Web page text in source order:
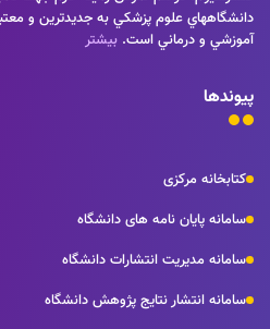
دانشگاههاي علوم پزشكي به جديدترين و
آموزشي و درماني است. بیشتر
پیوندها
کتابخانه مرکزی
سامانه پایان نامه های دانشگاه
سامانه مدیریت انتشارات دانشگاه
سامانه انتشار نتايج پژوهش دانشگاه